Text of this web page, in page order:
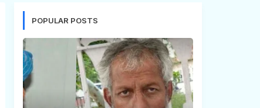
POPULAR POSTS